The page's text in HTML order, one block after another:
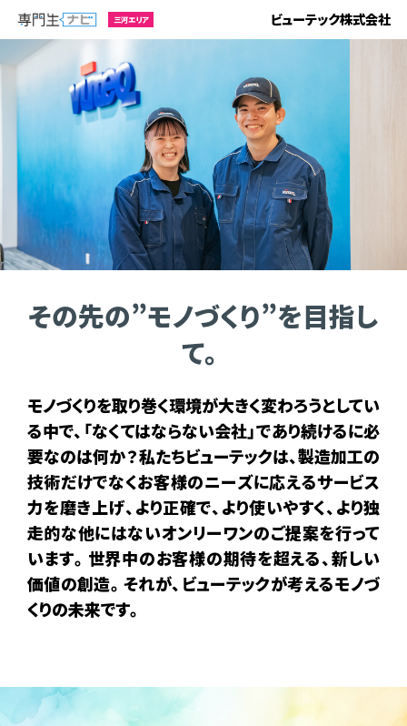
三河エリア ビューテック株式会社
その先の”モノづくり”を目指し
て。
モノづくりを取り巻く環境が大きく変わろうとしてい
る中で、「なくてはならない会社」であり続けるに必
要なのは何か？私たちビューテックは、製造加工の
技術だけでなくお客様のニーズに応えるサービス
力を磨き上げ、より正確で、より使いやすく、より独
走的な他にはないオンリーワンのご提案を行って
います。世界中のお客様の期待を超える、新しい
価値の創造。それが、ビューテックが考えるモノづ
くりの未来です。